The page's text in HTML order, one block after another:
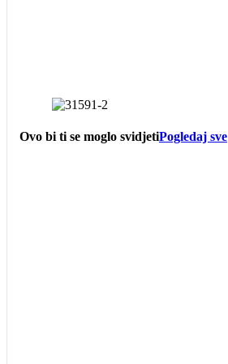
Ovo bi ti se moglo svidjetiPogledaj sve